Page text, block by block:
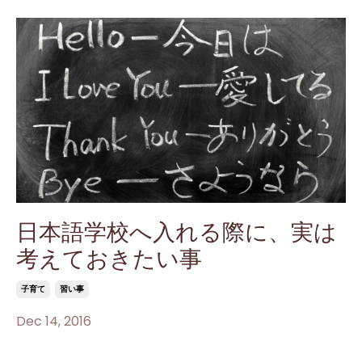
日本語学校へ入れる際に、実は
考えておきたい事
子育て 習い事
Dec 14, 2016